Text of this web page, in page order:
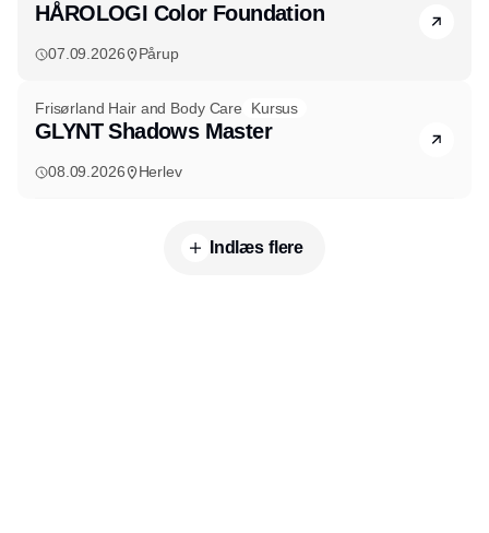
HÅROLOGI Color Foundation
07.09.2026 Pårup
Frisørland Hair and Body Care Kursus
GLYNT Shadows Master
08.09.2026 Herlev
Indlæs flere